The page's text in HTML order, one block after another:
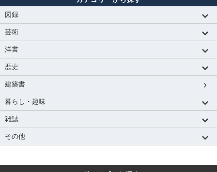
図録
芸術
洋書
歴史
建築書
暮らし・趣味
雑誌
その他